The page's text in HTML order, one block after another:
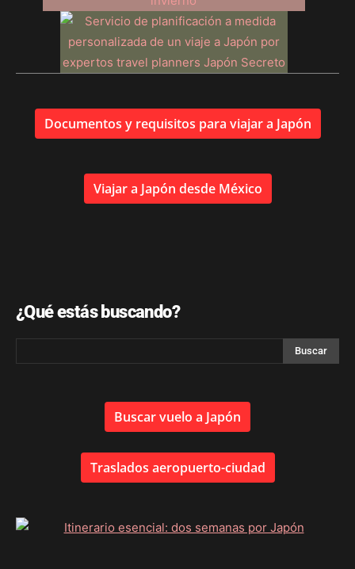
Documentos y requisitos para viajar a Japón
Viajar a Japón desde México
¿Qué estás buscando?
Buscar vuelo a Japón
Traslados aeropuerto-ciudad